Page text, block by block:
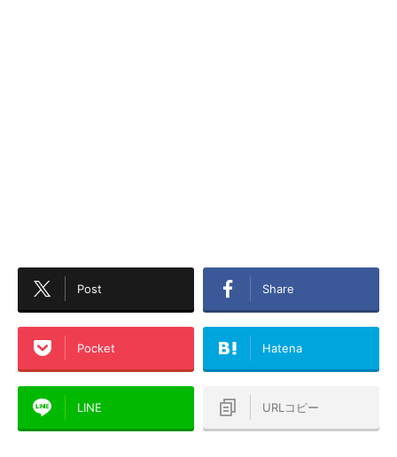
Post Share
Pocket Hatena
LINE URLコピー